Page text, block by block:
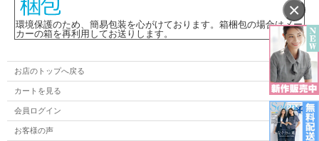
×
環境保護のため、簡易包装を心がけております。箱梱包の場合はメー
カーの箱を再利用してお送りします。
お店のトップへ戻る
カートを見る
会員ログイン
お客様の声